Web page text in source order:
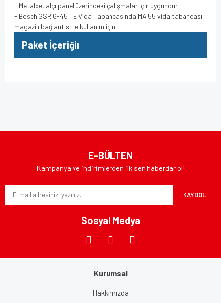
- Metalde, alçı panel üzerindeki çalışmalar için uygundur
- Bosch GSR 6-45 TE Vida Tabancasında MA 55 vida tabancası
magazin bağlantısı ile kullanım için
Paket İçeriğiı
Ürün resmi kalitesiz, bozuk veya görüntülenemiyor.
Ürün açıklamasında eksik bilgiler bulunuyor.
Ürün fiyatı diğer sitelerden daha pahalı.
E-BÜLTEN
Kampanya ve indirimlerden ilk sen haberdar ol!
KAYDOL
Sosyal Medya
Kurumsal
Hakkımızda